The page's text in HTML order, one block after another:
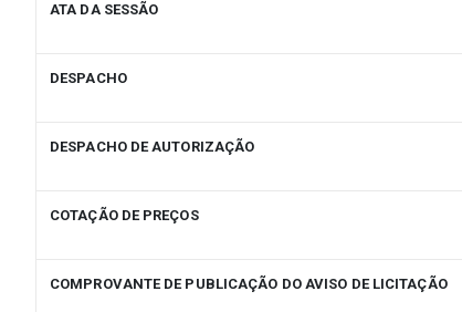
ATA DA SESSÃO
DESPACHO
DESPACHO DE AUTORIZAÇÃO
COTAÇÃO DE PREÇOS
COMPROVANTE DE PUBLICAÇÃO DO AVISO DE LICITAÇÃO